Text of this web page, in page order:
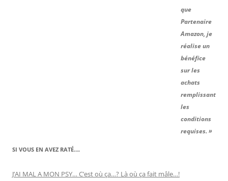
que
Partenaire
Amazon, je
réalise un
bénéfice
sur les
achats
remplissant
les
conditions
requises. »
SI VOUS EN AVEZ RATÉ….
J’AI MAL A MON PSY… C’est où ça…? Là où ça fait mâle…!